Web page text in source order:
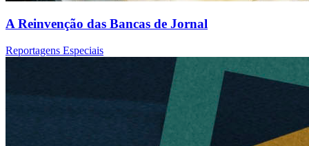
A Reinvenção das Bancas de Jornal
Reportagens Especiais